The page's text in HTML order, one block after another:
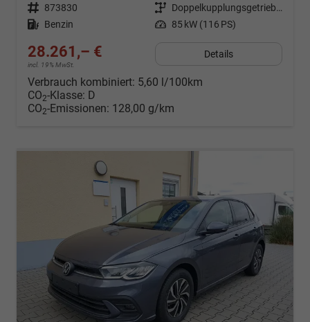
Fahrzeugnr. 873830 Getriebe
Doppelkupplungsgetriebe (DSG)
Kraftstoff Benzin Leistung 85 kW (116 PS)
28.261,– €
incl. 19% MwSt.
Details
Verbrauch kombiniert: 5,60 l/100km
CO2-Klasse: D
CO2-Emissionen: 128,00 g/km